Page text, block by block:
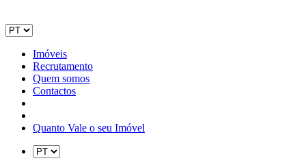
Imóveis
Recrutamento
Quem somos
Contactos
Quanto Vale o seu Imóvel